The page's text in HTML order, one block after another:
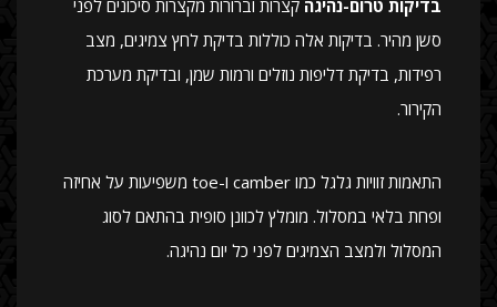
בדיקות טרום-נהיגה קצרות וברורות מקצרות סיכונים לפני
סשן מהיר. בדיקות אלה כוללות בדיקת לחץ צמיגים, מצב
רפידות, בדיקת דליפות נוזלים ורמות שמן, ובדיקת מערכת
הקירור.
התאמות זוויות גלגל כמו camber ו-toe משפיעות על אחיזה
ופחת בלאי במסלול. מומלץ לכוונן סופית בהתאם לסוג
המסלול ולמצב הצמיגים לפני כל יום נהיגה.